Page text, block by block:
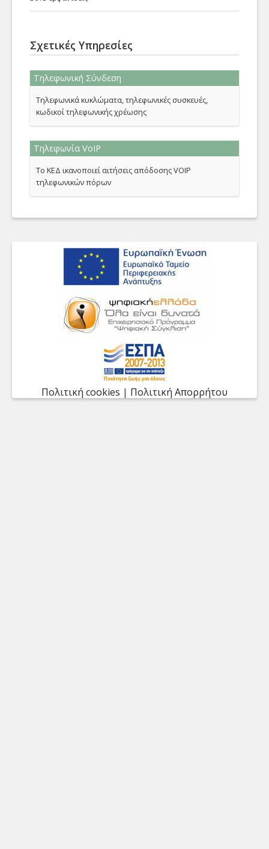
Σχετικές Υπηρεσίες
Τηλεφωνική Σύνδεση
Τηλεφωνικά κυκλώματα, τηλεφωνικές συσκευές,
κωδικοί τηλεφωνικής χρέωσης
Τηλεφωνία VoIP
Το ΚΕΔ ικανοποιεί αιτήσεις απόδοσης VOIP
τηλεφωνικών πόρων
Πολιτική cookies | Πολιτική Απορρήτου